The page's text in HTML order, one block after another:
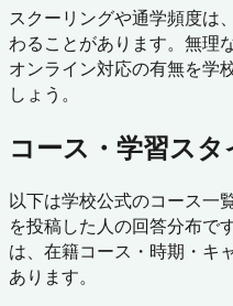
スクーリングや通学頻度は
わることがあります。無理
オンライン対応の有無を学
しょう。
コース・学習ス
以下は学校公式のコース一
を投稿した人の回答分布で
は、在籍コース・時期・キ
あります。